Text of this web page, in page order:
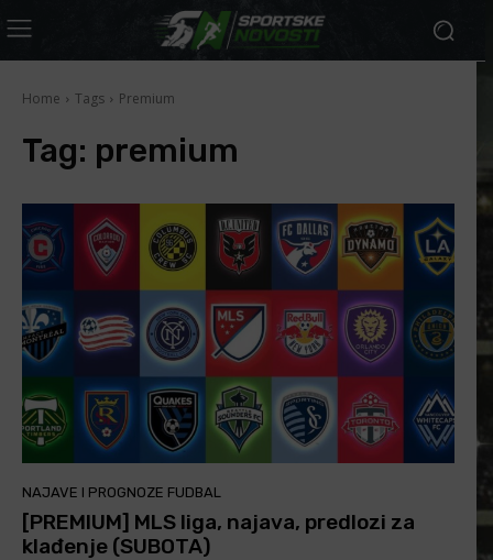
Home Tags Premium
Tag: premium
NAJAVE I PROGNOZE FUDBAL
[PREMIUM] MLS liga, najava, predlozi za
klađenje (SUBOTA)